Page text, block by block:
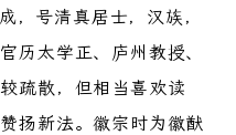
，号清真居士，汉族，
历太学正、庐州教授、
疏散，但相当喜欢读
扬新法。徽宗时为徽猷